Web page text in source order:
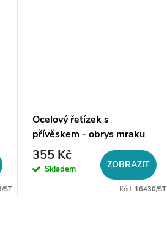
ST
Ocelový řetízek s
přívěskem - obrys mraku
355 Kč
Skladem ZOBRAZIT
Kód: 16430/ST